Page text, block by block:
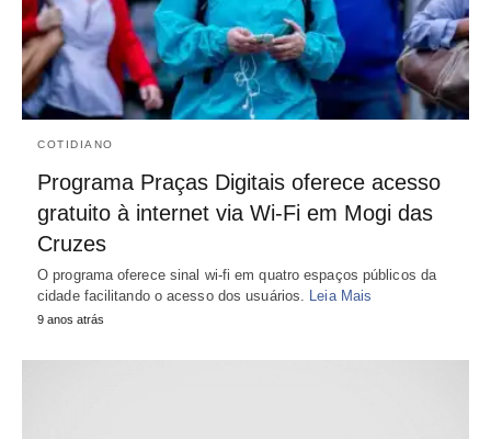
COTIDIANO
Programa Praças Digitais oferece acesso
gratuito à internet via Wi-Fi em Mogi das
Cruzes
O programa oferece sinal wi-fi em quatro espaços públicos da
cidade facilitando o acesso dos usuários. Leia Mais
9 anos atrás